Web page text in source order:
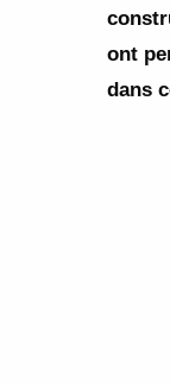
ont
dans